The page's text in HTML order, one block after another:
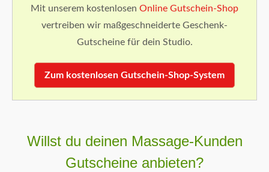
Mit unserem kostenlosen Online Gutschein-Shop
vertreiben wir maßgeschneiderte Geschenk-
Gutscheine für dein Studio.
Zum kostenlosen Gutschein-Shop-System
Willst du deinen Massage-Kunden
Gutscheine anbieten?